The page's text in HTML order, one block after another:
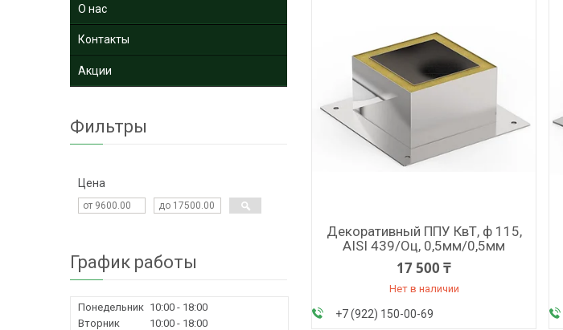
Декоративный ППУ КвТ, ф 115,
AISI 439/Оц, 0,5мм/0,5мм
17 500 ₸
Нет в наличии
+7 (922) 150-00-69
О нас
Контакты
Акции
Фильтры
Цена
График работы
Понедельник 10:00
18:00
Вторник
10:00
18:00